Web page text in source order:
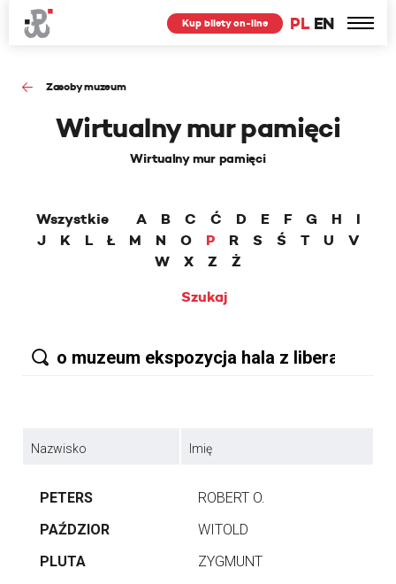
PL EN
Kup bilety on-line
Zasoby muzeum
Wirtualny mur pamięci
Wirtualny mur pamięci
Wszystkie A B C Ć D E F G H
I
J
K L Ł M N O P R S Ś T U
V
W
X Z
Ż
Szukaj
Nazwisko Imię
PETERS
ROBERT O.
PAŹDZIOR
WITOLD
PLUTA
ZYGMUNT